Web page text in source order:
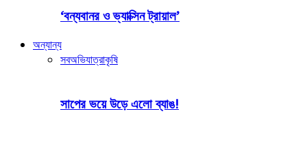
‘বন্যবানর ও ভ্যাক্সিন ট্রায়াল’
অন্যান্য
সবঅভিযাত্রাকৃষি
সাপের ভয়ে উড়ে এলো ব্যাঙ!